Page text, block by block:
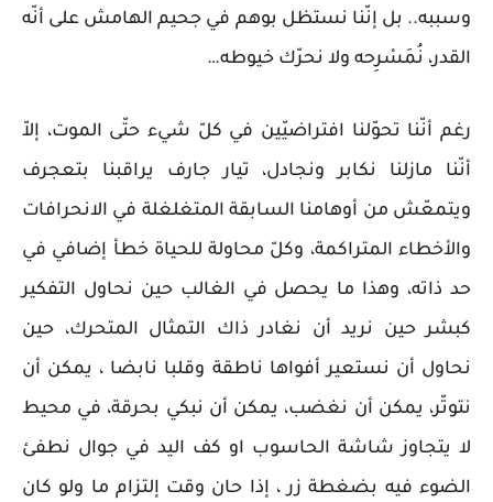
وسببه.. بل إنّنا نستظل بوهم في جحيم الهامش على أنّه
القدر، نُمَسْرِحه ولا نحرّك خيوطه…
رغم أنّنا تحوّلنا افتراضيّين في كلّ شيء حتّى الموت، إلاّ
أنّنا مازلنا نكابر ونجادل، تيار جارف يراقبنا بتعجرف
ويتمعّش من أوهامنا السابقة المتغلغلة في الانحرافات
والأخطاء المتراكمة، وكلّ محاولة للحياة خطأ إضافي في
حد ذاته، وهذا ما يحصل في الغالب حين نحاول التفكير
كبشر حين نريد أن نغادر ذاك التمثال المتحرك، حين
نحاول أن نستعير أفواها ناطقة وقلبا نابضا ، يمكن أن
نتوتّر، يمكن أن نغضب، يمكن أن نبكي بحرقة، في محيط
لا يتجاوز شاشة الحاسوب او كف اليد في جوال نطفئ
الضوء فيه بضغطة زر ، إذا حان وقت إلتزام ما ولو كان